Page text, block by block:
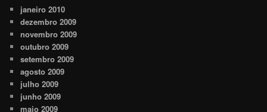
janeiro 2010
dezembro 2009
novembro 2009
outubro 2009
setembro 2009
agosto 2009
julho 2009
junho 2009
maio 2009